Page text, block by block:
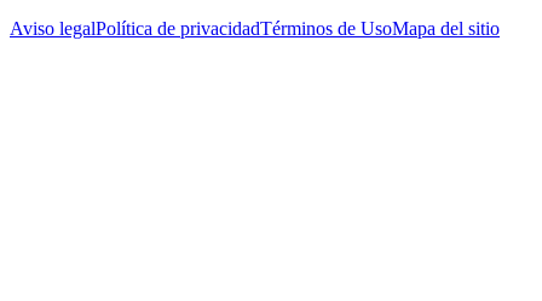
Aviso legalPolítica de privacidadTérminos de UsoMapa del sitio